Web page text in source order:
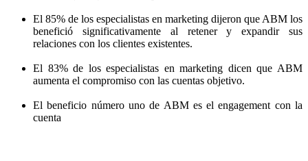
El 85% de los especialistas en marketing dijeron que ABM los
benefició significativamente al retener y expandir sus
relaciones con los clientes existentes.
El 83% de los especialistas en marketing dicen que ABM
aumenta el compromiso con las cuentas objetivo.
El beneficio número uno de ABM es el engagement con la
cuenta